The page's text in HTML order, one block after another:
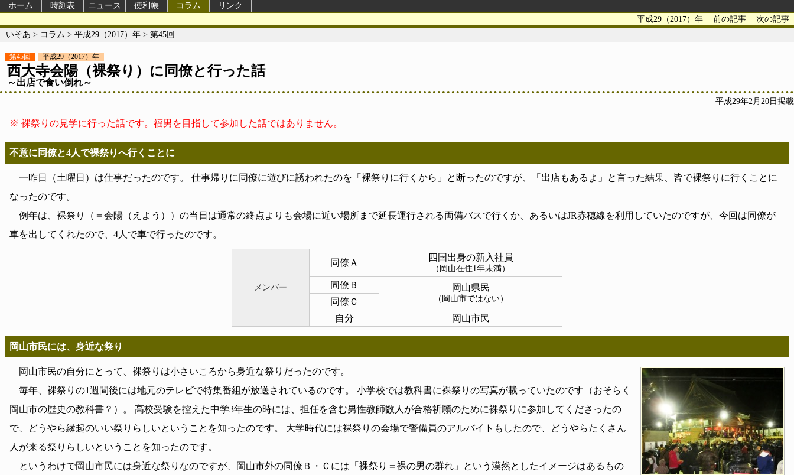
ホーム 時刻表 ニュース 便利帳 コラム
リンク
平成29（2017）年
前の記事
次の記事
いそあ > コラム > 平成29（2017）年 > 第45回
第45回 平成29（2017）年
西大寺会陽（裸祭り）に同僚と行った話
～出店で食い倒れ～
平成29年2月20日掲載
※ 裸祭りの見学に行った話です。福男を目指して参加した話ではありません。
不意に同僚と4人で裸祭りへ行くことに
一昨日（土曜日）は仕事だったのです。 仕事帰りに同僚に遊びに誘われたのを「裸祭りに行くから」と断ったのですが、「出店もあるよ」と言った結果、皆で裸祭りに行くことに
なったのです。
例年は、裸祭り（＝会陽（えよう））の当日は通常の終点よりも会場に近い場所まで延長運行される両備バスで行くか、あるいはJR赤穂線を利用していたのですが、今回は同僚が
車を出してくれたので、4人で車で行ったのです。
メンバー
同僚Ａ
四国出身の新入社員
（岡山在住1年未満）
同僚Ｂ 岡山県民
（岡山市ではない）
同僚Ｃ
自分
岡山市民
岡山市民には、身近な祭り
岡山市民の自分にとって、裸祭りは小さいころから身近な祭りだったのです。
毎年、裸祭りの1週間後には地元のテレビで特集番組が放送されているのです。 小学校では教科書に裸祭りの写真が載っていたのです（おそらく
岡山市の歴史の教科書？）。 高校受験を控えた中学3年生の時には、担任を含む男性教師数人が合格祈願のために裸祭りに参加してくださったの
で、どうやら縁起のいい祭りらしいということを知ったのです。 大学時代には裸祭りの会場で警備員のアルバイトもしたので、どうやらたくさん
人が来る祭りらしいということを知ったのです。
というわけで岡山市民には身近な祭りなのですが、岡山市外の同僚Ｂ・Ｃには「裸祭り＝裸の男の群れ」という漠然としたイメージはあるもの